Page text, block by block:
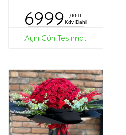
6999
,00TL
Kdv Dahil
Aynı Gün Teslimat